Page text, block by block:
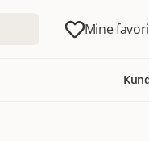
Mine